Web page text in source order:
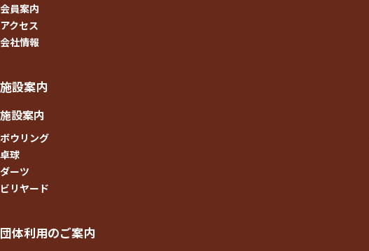
会員案内
アクセス
会社情報
施設案内
施設案内
ボウリング
卓球
ダーツ
ビリヤード
団体利用のご案内